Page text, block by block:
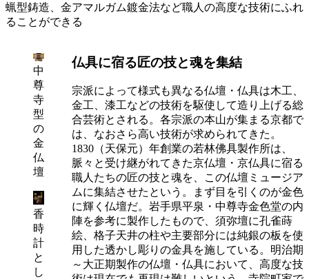
蝋型鋳造、金アマルガム鍍金法など職人の高度な技術にふれ
ることができる
中
尊
寺
型
の
金
仏
壇
香
時
計
と
し
仏具に宿る匠の技と魂を集結
宗派によって様式も異なる仏壇・仏具は木工、
金工、漆工などの技術を駆使して造り上げる総
合芸術とされる。各宗派の本山が集まる京都で
は、なおさら高い技術が求められてきた。
1830（天保元）年創業の若林佛具製作所は、
脈々と受け継がれてきた京仏壇・京仏具に宿る
職人たちの匠の技と魂を、この仏壇ミュージア
ムに集結させたという。まず目を引くのが金色
に輝く仏壇だ。岩手県平泉・中尊寺金色堂の内
陣を参考に製作したもので、須弥壇に孔雀蒔
絵、格子天井の柱や主要部分には純銀の板を使
用した透かし彫りの金具を施している。明治期
～大正期製作の仏壇・仏具において、高度な技